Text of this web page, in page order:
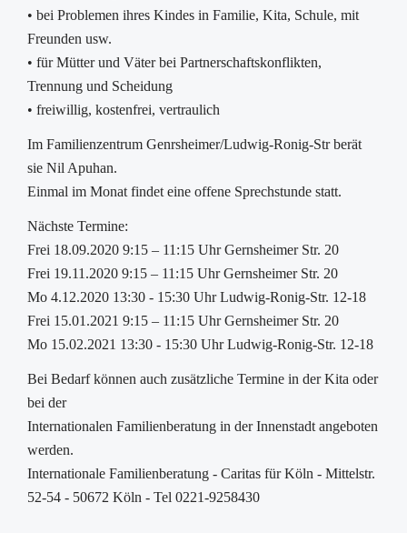
• bei Problemen ihres Kindes in Familie, Kita, Schule, mit
Freunden usw.
• für Mütter und Väter bei Partnerschaftskonflikten,
Trennung und Scheidung
• freiwillig, kostenfrei, vertraulich
Im Familienzentrum Genrsheimer/Ludwig-Ronig-Str berät
sie Nil Apuhan.
Einmal im Monat findet eine offene Sprechstunde statt.
Nächste Termine:
Frei 18.09.2020 9:15 – 11:15 Uhr Gernsheimer Str. 20
Frei 19.11.2020 9:15 – 11:15 Uhr Gernsheimer Str. 20
Mo 4.12.2020 13:30 - 15:30 Uhr Ludwig-Ronig-Str. 12-18
Frei 15.01.2021 9:15 – 11:15 Uhr Gernsheimer Str. 20
Mo 15.02.2021 13:30 - 15:30 Uhr Ludwig-Ronig-Str. 12-18
Bei Bedarf können auch zusätzliche Termine in der Kita oder
bei der
Internationalen Familienberatung in der Innenstadt angeboten
werden.
Internationale Familienberatung - Caritas für Köln - Mittelstr.
52-54 - 50672 Köln - Tel 0221-9258430